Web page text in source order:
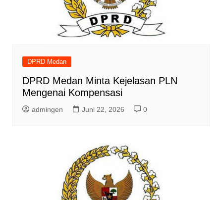
DPRD Medan
DPRD Medan Minta Kejelasan PLN
Mengenai Kompensasi
admingen Juni 22, 2026 0